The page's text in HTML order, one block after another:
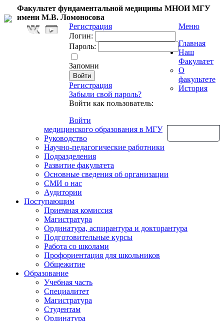
Факультет фундаментальной медицины МНОИ МГУ
имени М.В. Ломоносова
Регистрация
Логин:
Пароль:
Запомни
Регистрация
Забыли свой пароль?
Войти как пользователь:
Войти
Меню
Главная
Наш
Факультет
О
факультете
История
медицинского образования в МГУ
Руководство
Научно-педагогические работники
Подразделения
Развитие факультета
Основные сведения об организации
СМИ о нас
Аудитории
Поступающим
Приемная комиссия
Магистратура
Ординатура, аспирантура и докторантура
Подготовительные курсы
Работа со школами
Профориентация для школьников
Общежитие
Образование
Учебная часть
Специалитет
Магистратура
Студентам
Ординатура